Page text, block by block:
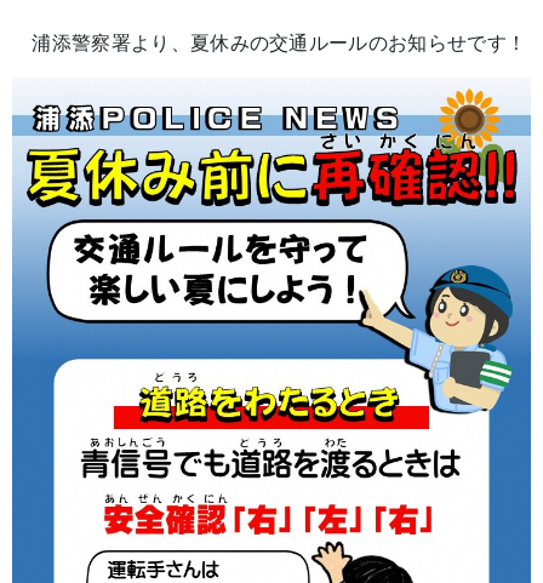
浦添警察署より、夏休みの交通ルールのお知らせです！